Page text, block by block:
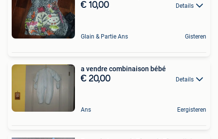
€ 10,00 Details
Glain & Partie Ans Gisteren
a vendre combinaison bébé
€ 20,00 Details
Ans Eergisteren